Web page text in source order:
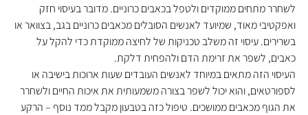
לשחרר מתחים ממוקדים ולטפל בכאבים כרוניים. מדובר בעיסוי חזק
ואפקטיבי מאוד, שמיועד לאנשים הסובלים מכאבים כרוניים בגב, בצוואר או
בשרירים. עיסוי זה משלב טכניקות של לחיצה ממוקדת כדי להקל על
כאבים, לשפר את זרימת הדם ולהפחית דלקת.
העיסוי הזה מתאים במיוחד לאנשים העובדים שעות ארוכות בישיבה או
לספורטאים, והוא יכול לשפר בצורה משמעותית את איכות החיים ולשחרר
את הגוף מכאבים ממושכים. טיפול כזה בטבעון מקבל ממד נוסף – הרקע